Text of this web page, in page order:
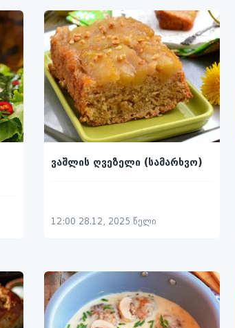
ვაშლის ღვეზელი (სამარხვო)
12:00 28.12, 2025 წელი